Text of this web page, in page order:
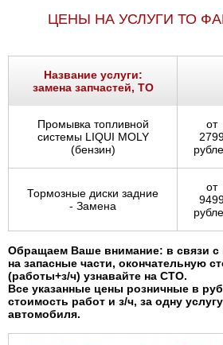
ЦЕНЫ НА УСЛУГИ ТО
Название услуги:
замена запчастей, ТО
Промывка топливной
системы LIQUI MOLY
(бензин)
от
Тормозные диски задние
- Замена
от
Обращаем Ваше внимание: в связи с
на запасные части, окончательную
(работы+з/ч) узнавайте на СТО.
Все указанные цены розничные в
стоимость работ и з/ч, за одну
автомобиля.